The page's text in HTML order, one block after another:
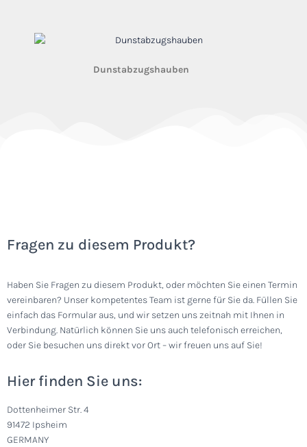
Dunstabzugshauben
Fragen zu diesem Produkt?
Haben Sie Fragen zu diesem Produkt, oder möchten Sie einen Termin
vereinbaren? Unser kompetentes Team ist gerne für Sie da. Füllen Sie
einfach das Formular aus, und wir setzen uns zeitnah mit Ihnen in
Verbindung. Natürlich können Sie uns auch telefonisch erreichen,
oder Sie besuchen uns direkt vor Ort – wir freuen uns auf Sie!
Hier finden Sie uns:
Dottenheimer Str. 4
91472 Ipsheim
GERMANY